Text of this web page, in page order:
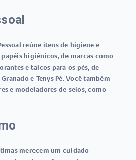
reúne itens de higiene e
higiênicos, de marcas como
e talcos para os pés, de
e Tenys Pé. Você também
e modeladores de seios, como
merecem um cuidado